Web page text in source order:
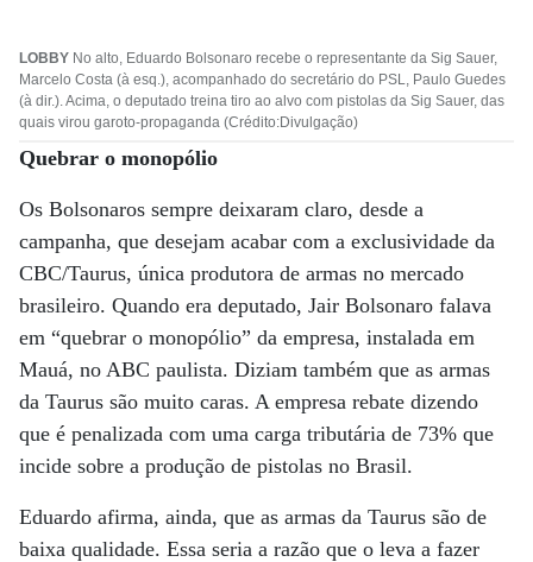
LOBBY No alto, Eduardo Bolsonaro recebe o representante da Sig Sauer,
Marcelo Costa (à esq.), acompanhado do secretário do PSL, Paulo Guedes
(à dir.). Acima, o deputado treina tiro ao alvo com pistolas da Sig Sauer, das
quais virou garoto-propaganda (Crédito:Divulgação)
Quebrar o monopólio
Os Bolsonaros sempre deixaram claro, desde a
campanha, que desejam acabar com a exclusividade da
CBC/Taurus, única produtora de armas no mercado
brasileiro. Quando era deputado, Jair Bolsonaro falava
em “quebrar o monopólio” da empresa, instalada em
Mauá, no ABC paulista. Diziam também que as armas
da Taurus são muito caras. A empresa rebate dizendo
que é penalizada com uma carga tributária de 73% que
incide sobre a produção de pistolas no Brasil.
Eduardo afirma, ainda, que as armas da Taurus são de
baixa qualidade. Essa seria a razão que o leva a fazer